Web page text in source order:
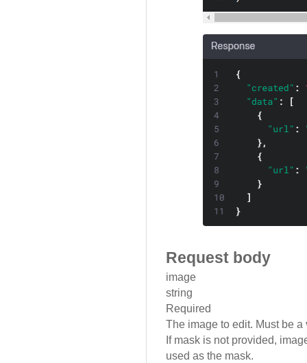
Request body
image
string
Required
The image to edit. Must be
If mask is not provided,
used as the mask.